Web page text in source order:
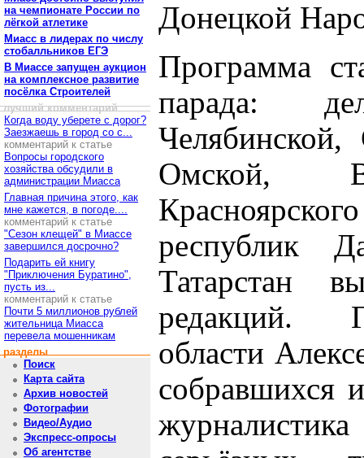
на чемпионате России по
лёгкой атлетике
Миасс в лидерах по числу
стобалльников ЕГЭ
В Миассе запущен аукцион
на комплексное развитие
посёлка Строителей
лучший комментарий
Когда воду уберете с дорог?
Заезжаешь в город со с...
комментарий к статье
Вопросы городского
хозяйства обсудили в
администрации Миасса
Главная причина этого, как
мне кажется, в погоде....
комментарий к статье
"Сезон клещей" в Миассе
завершился досрочно?
Подарить ей книгу
"Приключения Буратино",
пусть из...
комментарий к статье
Почти 5 миллионов рублей
жительница Миасса
перевела мошенникам
разделы
Поиск
Карта сайта
Архив новостей
Фотографии
Видео/Аудио
Экспресс-опросы
Об агентстве
Донецкой
Программа
парада:
Челябинской,
Омской,
республик
Татарстан
редакций.
области
собравшихся